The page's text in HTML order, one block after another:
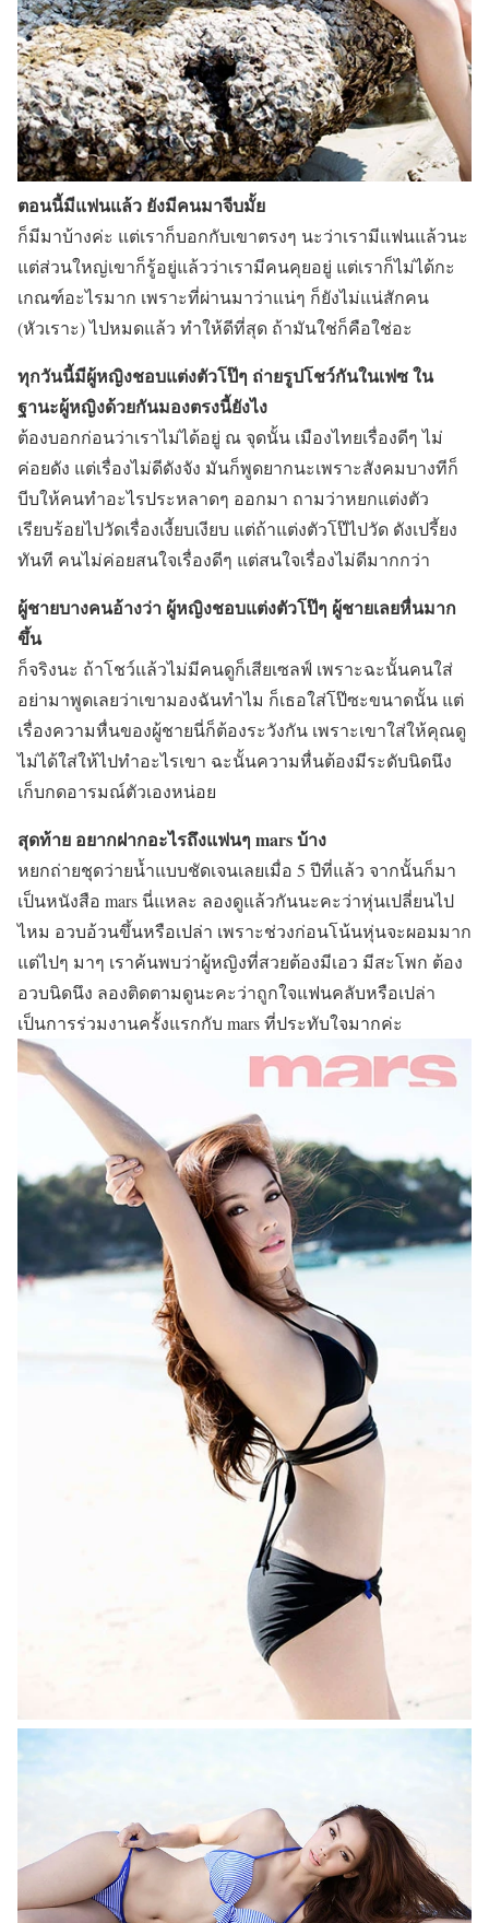
ตอนนี้มีแฟนแล้ว ยังมีคนมาจีบมั้ย
ก็มีมาบ้างค่ะ แต่เราก็บอกกับเขาตรงๆ นะว่าเรามีแฟนแล้วนะ
แต่ส่วนใหญ่เขาก็รู้อยู่แล้วว่าเรามีคนคุยอยู่ แต่เราก็ไม่ได้กะ
เกณฑ์อะไรมาก เพราะที่ผ่านมาว่าแน่ๆ ก็ยังไม่แน่สักคน
(หัวเราะ) ไปหมดแล้ว ทำให้ดีที่สุด ถ้ามันใช่ก็คือใช่อะ
ทุกวันนี้มีผู้หญิงชอบแต่งตัวโป๊ๆ ถ่ายรูปโชว์กันในเฟซ ใน
ฐานะผู้หญิงด้วยกันมองตรงนี้ยังไง
ต้องบอกก่อนว่าเราไม่ได้อยู่ ณ จุดนั้น เมืองไทยเรื่องดีๆ ไม่
ค่อยดัง แต่เรื่องไม่ดีดังจัง มันก็พูดยากนะเพราะสังคมบางทีก็
บีบให้คนทำอะไรประหลาดๆ ออกมา ถามว่าหยกแต่งตัว
เรียบร้อยไปวัดเรื่องเงี้ยบเงียบ แต่ถ้าแต่งตัวโป๊ไปวัด ดังเปรี้ยง
ทันที คนไม่ค่อยสนใจเรื่องดีๆ แต่สนใจเรื่องไม่ดีมากกว่า
ผู้ชายบางคนอ้างว่า ผู้หญิงชอบแต่งตัวโป๊ๆ ผู้ชายเลยหื่นมาก
ขึ้น
ก็จริงนะ ถ้าโชว์แล้วไม่มีคนดูก็เสียเซลฟ์ เพราะฉะนั้นคนใส่
อย่ามาพูดเลยว่าเขามองฉันทำไม ก็เธอใส่โป๊ซะขนาดนั้น แต่
เรื่องความหื่นของผู้ชายนี่ก็ต้องระวังกัน เพราะเขาใส่ให้คุณดู
ไม่ได้ใส่ให้ไปทำอะไรเขา ฉะนั้นความหื่นต้องมีระดับนิดนึง
เก็บกดอารมณ์ตัวเองหน่อย
สุดท้าย อยากฝากอะไรถึงแฟนๆ marsบ้าง
หยกถ่ายชุดว่ายน้ำแบบชัดเจนเลยเมื่อ 5 ปีที่แล้ว จากนั้นก็มา
เป็นหนังสือ mars นี่แหละ ลองดูแล้วกันนะคะว่าหุ่นเปลี่ยนไป
ไหม อวบอ้วนขึ้นหรือเปล่า เพราะช่วงก่อนโน้นหุ่นจะผอมมาก
แต่ไปๆ มาๆ เราค้นพบว่าผู้หญิงที่สวยต้องมีเอว มีสะโพก ต้อง
อวบนิดนึง ลองติดตามดูนะคะว่าถูกใจแฟนคลับหรือเปล่า
เป็นการร่วมงานครั้งแรกกับ mars ที่ประทับใจมากค่ะ